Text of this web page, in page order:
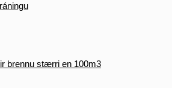
brennu stærri en 100m3